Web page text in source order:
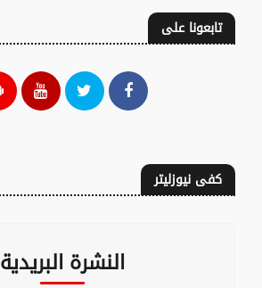
تابعونا على
كفى نيوزليتر
النشرة البريدية